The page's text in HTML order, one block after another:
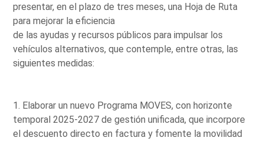
presentar, en el plazo de tres meses, una Hoja de Ruta
para mejorar la eficiencia
de las ayudas y recursos públicos para impulsar los
vehículos alternativos, que contemple, entre otras, las
siguientes medidas:
1. Elaborar un nuevo Programa MOVES, con horizonte
temporal 2025-2027 de gestión unificada, que incorpore
el descuento directo en factura y fomente la movilidad